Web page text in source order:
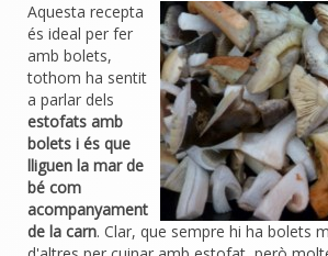
Aquesta recepta
és ideal per fer
amb bolets,
tothom ha sentit
a parlar dels
estofats amb
bolets i és que
lliguen la mar de
bé com
acompanyament
de la carn. Clar, que sempre hi ha bolets